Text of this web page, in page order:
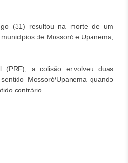
(31) resultou na morte de um
de Mossoró e Upanema,
(PRF), a colisão envolveu duas
Mossoró/Upanema quando
contrário.